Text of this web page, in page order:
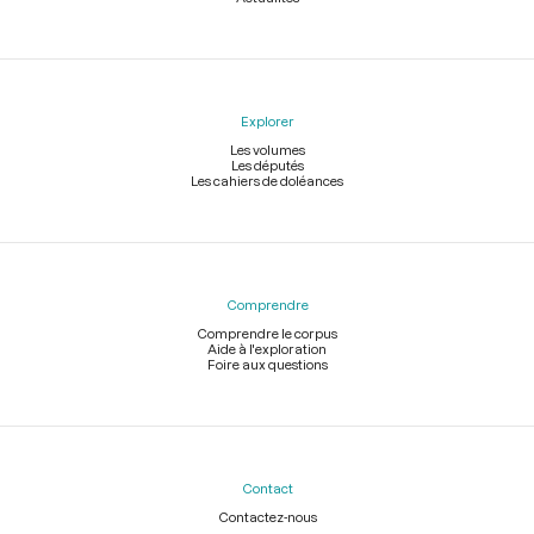
Explorer
Les volumes
Les députés
Les cahiers de doléances
Comprendre
Comprendre le corpus
Aide à l'exploration
Foire aux questions
Contact
Contactez-nous